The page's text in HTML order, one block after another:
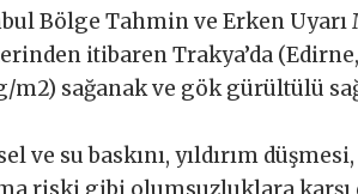
Bölge Tahmin ve Erken Uyarı
itibaren Trakya’da
m2) sağanak ve gök gürültülü
ve su baskını, yıldırım